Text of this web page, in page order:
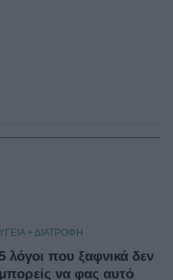
ΥΓΕΙΑ + ΔΙΑΤΡΟΦΗ
5 λόγοι που ξαφνικά δεν
μπορείς να φας αυτό